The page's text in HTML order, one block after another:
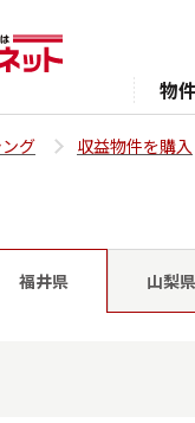
物
グ 収益物件を購入
福井県 山梨県